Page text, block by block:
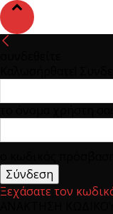
Ξεχάσατε τον